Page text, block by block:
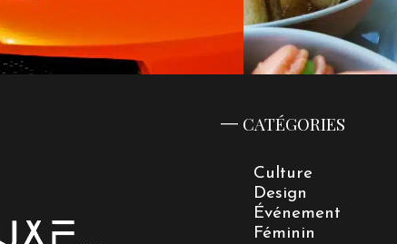
CATÉGORIES
Culture
Design
Événement
Féminin